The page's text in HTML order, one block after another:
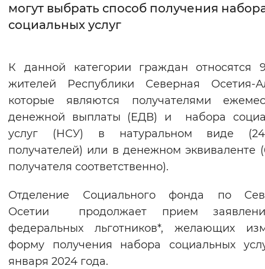
Цвет сайта
Монохромный Инверсивный
Синий фон
Изображения
Звуковой ассистент
Воспроизвести Остановить
могут выбрать способ получения
социальных услуг
К данной категории граждан относятся
жителей Республики Северная Осетия-
которые являются получателями
денежной выплаты (ЕДВ) и набора
услуг (НСУ) в натуральном виде
получателей) или в денежном эквиваленте
получателя соответственно).
Отделение Социального фонда по
Осетии продолжает прием
федеральных льготников*, желающих
форму получения набора социальных
января 2024 года.